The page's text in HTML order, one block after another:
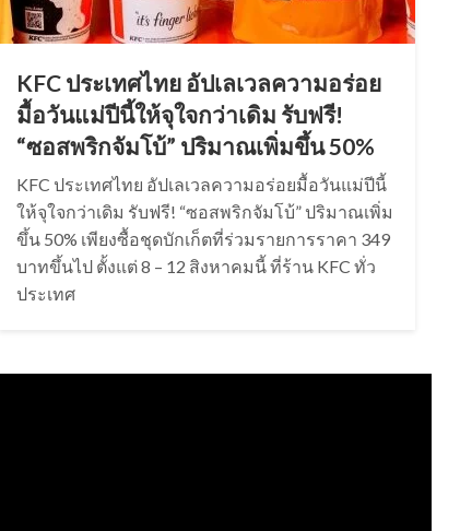
KFC ประเทศไทย อัปเลเวลความอร่อย
มื้อวันแม่ปีนี้ให้จุใจกว่าเดิม รับฟรี!
“ซอสพริกจัมโบ้” ปริมาณเพิ่มขึ้น 50%
KFC ประเทศไทย อัปเลเวลความอร่อยมื้อวันแม่ปีนี้
ให้จุใจกว่าเดิม รับฟรี! “ซอสพริกจัมโบ้” ปริมาณเพิ่ม
ขึ้น 50% เพียงซื้อชุดบักเก็ตที่ร่วมรายการราคา 349
บาทขึ้นไป ตั้งแต่ 8 – 12 สิงหาคมนี้ ที่ร้าน KFC ทั่ว
ประเทศ